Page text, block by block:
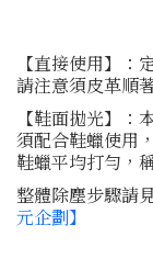
【直接使用】：
請注意須皮革順
【鞋面拋光】：
須配合鞋蠟使用
鞋蠟平均打勻，
整體除塵步驟請
元企劃】